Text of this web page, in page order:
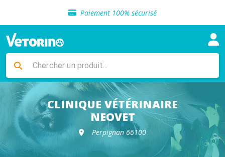
Paiement 100% sécurisé
Livraison gratuite en clinique vétérinaire
Sélection de croquettes vétérinaire
Livraison gratuite en clinique vétérinaire
Retour gratuit en clinique
Sélection de croquettes vétérinaire
CLINIQUE VÉTÉRINAIRE
NEOVET
Perpignan 66100